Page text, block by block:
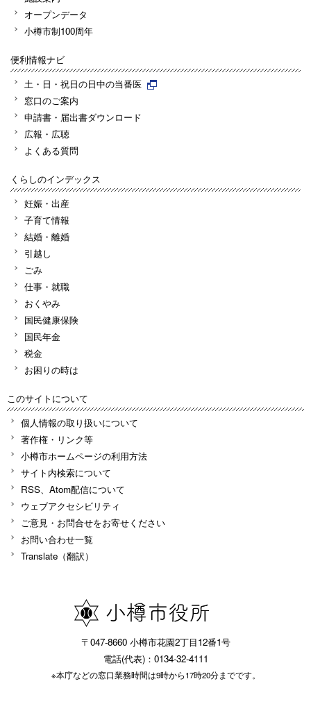
オープンデータ
小樽市制100周年
便利情報ナビ
土・日・祝日の日中の当番医
窓口のご案内
申請書・届出書ダウンロード
広報・広聴
よくある質問
くらしのインデックス
妊娠・出産
子育て情報
結婚・離婚
引越し
ごみ
仕事・就職
おくやみ
国民健康保険
国民年金
税金
お困りの時は
このサイトについて
個人情報の取り扱いについて
著作権・リンク等
小樽市ホームページの利用方法
サイト内検索について
RSS、Atom配信について
ウェブアクセシビリティ
ご意見・お問合せをお寄せください
お問い合わせ一覧
Translate（翻訳）
〒047-8660 小樽市花園2丁目12番1号
電話(代表)：0134-32-4111
※本庁などの窓口業務時間は9時から17時20分までです。